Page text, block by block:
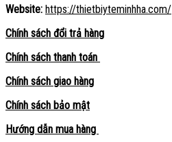
Website: https://thietbiyteminhha.com/
Chính sách đổi trả hàng
Chính sách thanh toán
Chính sách giao hàng
Chính sách bảo mật
Hướng dẫn mua hàng